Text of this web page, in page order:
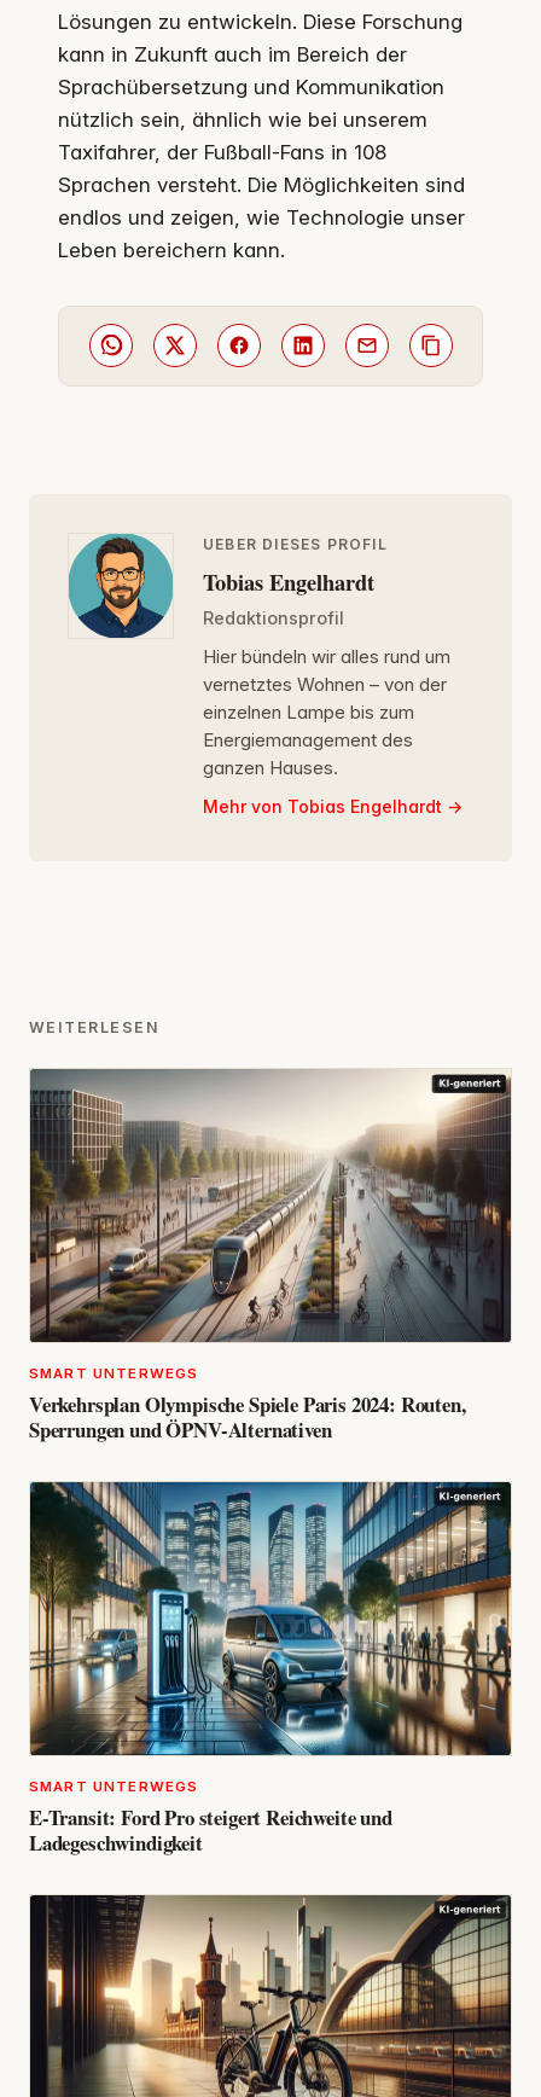
Lösungen zu entwickeln. Diese Forschung
kann in Zukunft auch im Bereich der
Sprachübersetzung und Kommunikation
nützlich sein, ähnlich wie bei unserem
Taxifahrer, der Fußball-Fans in 108
Sprachen versteht. Die Möglichkeiten sind
endlos und zeigen, wie Technologie unser
Leben bereichern kann.
UEBER DIESES PROFIL
Tobias Engelhardt
Redaktionsprofil
Hier bündeln wir alles rund um
vernetztes Wohnen – von der
einzelnen Lampe bis zum
Energiemanagement des
ganzen Hauses.
Mehr von Tobias Engelhardt
WEITERLESEN
SMART UNTERWEGS
Verkehrsplan Olympische Spiele Paris 2024: Routen,
Sperrungen und ÖPNV-Alternativen
SMART UNTERWEGS
E-Transit: Ford Pro steigert Reichweite und
Ladegeschwindigkeit